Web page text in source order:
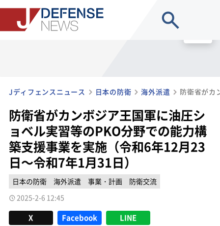
Jディフェンスニュース 日本の防衛 海外派遣
防衛省がカンボジア王国軍に油圧シ
ョベル実習等のPKO分野での能力構
築支援事業を実施（令和6年12月23
日～令和7年1月31日）
日本の防衛 海外派遣 事業・計画
防衛交流
2025-2-6 12:45
X Facebook LINE